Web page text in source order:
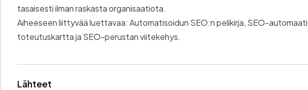
tasaisesti ilman raskasta organisaatiota.
Aiheeseen liittyvää luettavaa: Automatisoidun SEO:n pelikirja, SEO-
toteutuskarttaja SEO-perustan viitekehys.
Lähteet